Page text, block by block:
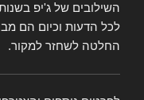
השילובים של ג'יפ
לכל הדעות וכיום הם
החלטה לשחזר למקור.